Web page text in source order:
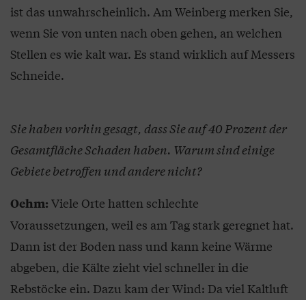
ist das unwahrscheinlich. Am Weinberg merken Sie,
wenn Sie von unten nach oben gehen, an welchen
Stellen es wie kalt war. Es stand wirklich auf Messers
Schneide.
Sie haben vorhin gesagt, dass Sie auf 40 Prozent der
Gesamtfläche Schaden haben. Warum sind einige
Gebiete betroffen und andere nicht?
Oehm: Viele Orte hatten schlechte
Voraussetzungen, weil es am Tag stark geregnet hat.
Dann ist der Boden nass und kann keine Wärme
abgeben, die Kälte zieht viel schneller in die
Rebstöcke ein. Dazu kam der Wind: Da viel Kaltluft